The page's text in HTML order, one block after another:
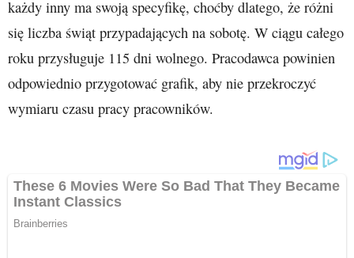
każdy inny ma swoją specyfikę, choćby dlatego, że różni
się liczba świąt przypadających na sobotę. W ciągu całego
roku przysługuje 115 dni wolnego. Pracodawca powinien
odpowiednio przygotować grafik, aby nie przekroczyć
wymiaru czasu pracy pracowników.